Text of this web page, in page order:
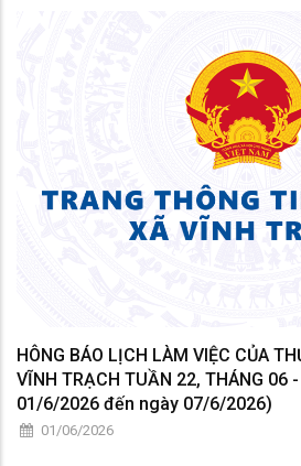
HÔNG BÁO LỊCH LÀM VIỆC CỦA
VĨNH TRẠCH TUẦN 22, THÁNG 06
01/6/2026 đến ngày 07/6/2026)
01/06/2026